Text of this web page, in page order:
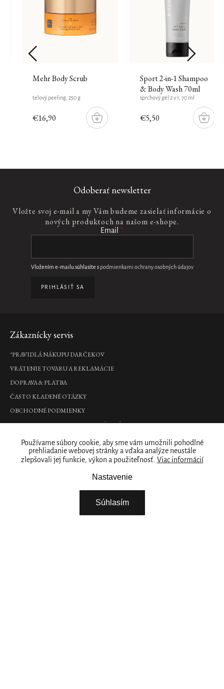
Používame súbory cookie, aby sme vám umožnili pohodlné
prehliadanie webovej stránky a vďaka analýze neustále
zlepšovali jej funkcie, výkon a použiteľnosť. Viac informácií
Nastavenie
Súhlasím
Mehr Body Scrub
€16,90
DO
KOŠÍKU
telový peeling, 250 g
Sport 2-in-1 Shampoo
& Body Wash 70ml
€5,50
DO
sprchový gél 2 v 1, 70 ml
Odoberať newsletter
Vložte svoj e-mail a my Vám budeme zasielať informácie o
nových produktoch na našom e-shope.
Email
Vložením e-mailu súhlasíte s podmienkami ochrany osobných údajov
PRIHLÁSIŤ SA
Zápätie
Zákaznícky servis
*PRAVIDLÁ NÁKUPU DARČEKOV
VRÁTENIE TOVARU A REKLAMÁCIE
DOPRAVA & PLATBA
ČASTO KLADENÉ OTÁZKY
OBCHODNÉ PODMIENKY
PODMIENKY OCHRANY OSOBNÝCH ÚDAJOV
Kde nás nájdete
PREDAJNY